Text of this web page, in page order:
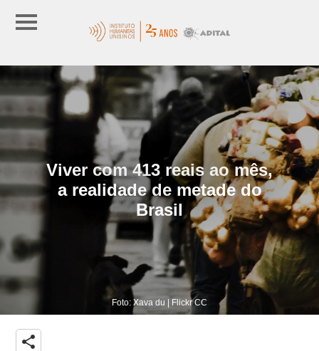
Viver com 413 reais ao mês,
a realidade de metade do
Brasil
Foto: Xava du | Flickr CC
share